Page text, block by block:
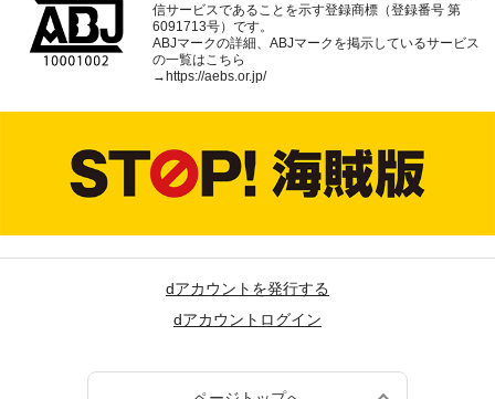
信サービスであることを示す登録商標（登録番号 第
6091713号）です。
ABJマークの詳細、ABJマークを掲示しているサービス
の一覧はこちら
→ https://aebs.or.jp/
dアカウントを発行する
dアカウントログイン